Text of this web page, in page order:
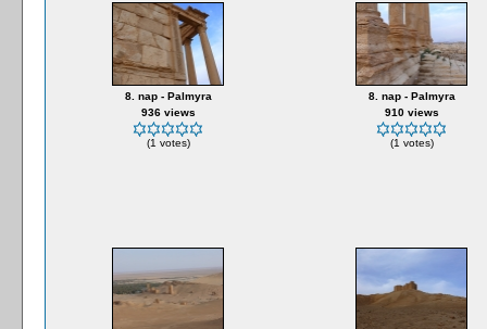
8. nap - Palmyra
936 views
(1 votes)
8. nap - Palmyra
910 views
(1 votes)